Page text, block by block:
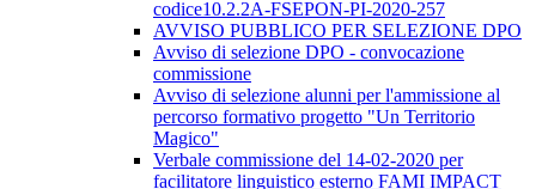
codice10.2.2A-FSEPON-PI-2020-257
AVVISO PUBBLICO PER SELEZIONE DPO
Avviso di selezione DPO - convocazione
commissione
Avviso di selezione alunni per l'ammissione al
percorso formativo progetto "Un Territorio
Magico"
Verbale commissione del 14-02-2020 per
facilitatore linguistico esterno FAMI IMPACT